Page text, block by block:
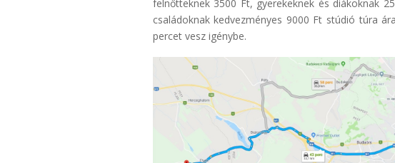
felnőtteknek 3500 Ft, gyerekeknek és diákoknak
családoknak kedvezményes 9000 Ft stúdió túra
percet vesz igénybe.